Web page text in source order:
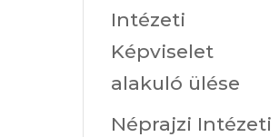
Intézeti
Képviselet
alakuló ülése
Néprajzi Intézeti